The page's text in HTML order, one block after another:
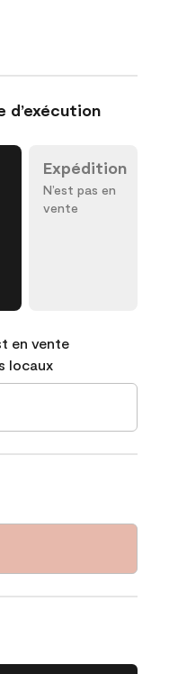
d’exécution
Expédition
N’est pas en
vente
en vente
locaux